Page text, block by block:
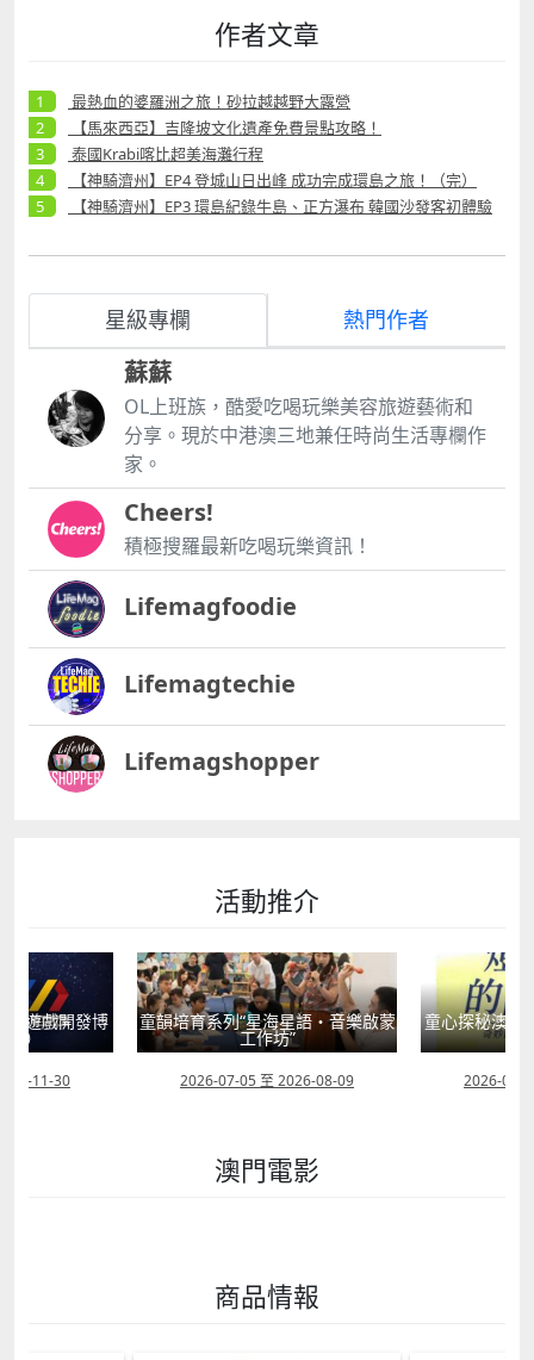
作者文章
最熱血的婆羅洲之旅！砂拉越越野大露營
【馬來西亞】吉隆坡文化遺產免費景點攻略！
泰國Krabi喀比超美海灘行程
【神騎濟州】EP4 登城山日出峰 成功完成環島之旅！（完）
【神騎濟州】EP3 環島紀錄牛島、正方瀑布 韓國沙發客初體驗
星級專欄 熱門作者
蘇蘇
OL上班族，酷愛吃喝玩樂美容旅遊藝術和
分享。現於中港澳三地兼任時尚生活專欄作
家。
Cheers!
積極搜羅最新吃喝玩樂資訊！
Lifemagfoodie
Lifemagtechie
Lifemagshopper
活動推介
（遊戲開發博
節）
11-30
童韻培育系列“星海星語・音樂啟蒙
工作坊”
2026-07-05 至 2026-08-09
童心探秘澳門
2026-07-
澳門電影
商品情報